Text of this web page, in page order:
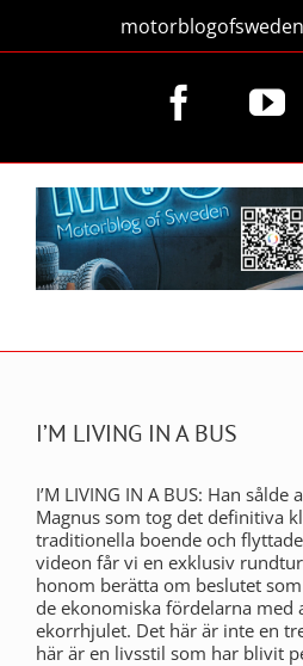
innehållet
I’M LIVING IN A BUS
I’M LIVING IN A BUS: Han
Magnus som tog det definitiva
traditionella boende och
videon får vi en exklusiv
honom berätta om beslutet
de ekonomiska fördelarna med
ekorrhjulet. Det här är inte en
här är en livsstil som har blivit